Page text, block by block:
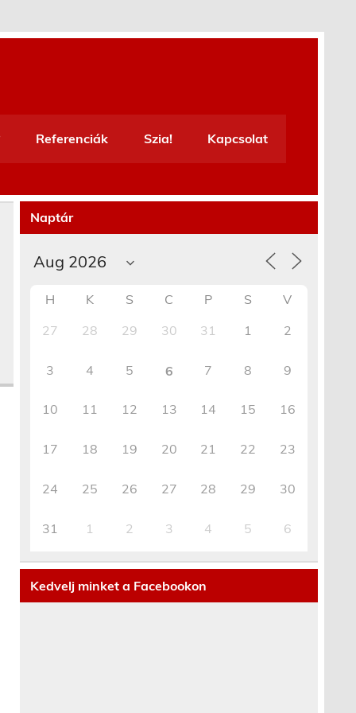
Referenciák Szia! Kapcsolat
Naptár
H K S C P S
V
27
28 29 30 31 1 2
3 4 5 6 7 8 9
10 11 12 13 14 15 16
17 18 19 20 21 22 23
24 25 26 27 28 29 30
31 1 2 3 4 5 6
Kedvelj minket a Facebookon